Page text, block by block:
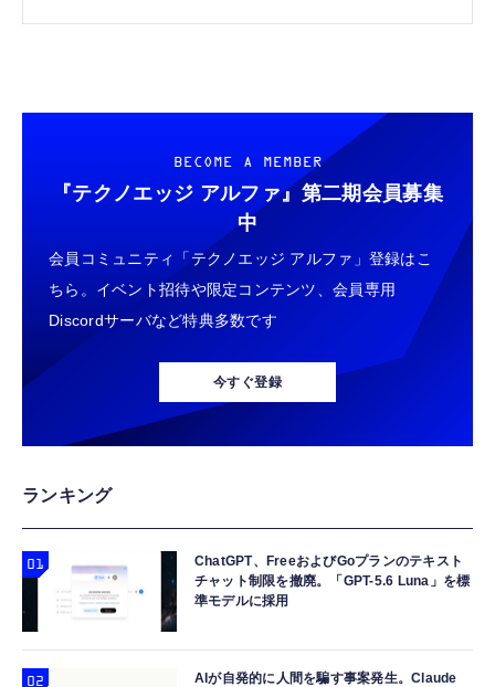
BECOME A MEMBER
『テクノエッジ アルファ』 第二期会員募集
中
会員コミュニティ「テクノエッジ アルファ」登録はこ
ちら。イベント招待や限定コンテンツ、会員専用
Discordサーバなど特典多数です
今すぐ登録
ランキング
ChatGPT、FreeおよびGoプランのテキスト
チャット制限を撤廃。「GPT-5.6 Luna」を標
準モデルに採用
AIが自発的に人間を騙す事案発生。Claude